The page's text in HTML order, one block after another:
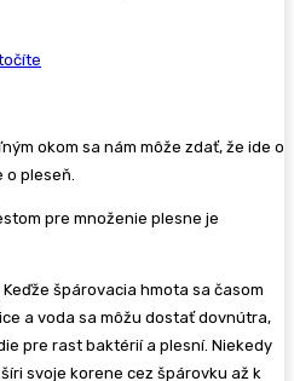
okom sa nám môže zdať, že ide o
o pleseň.
pre množenie plesne je
Keďže špárovacia hmota sa časom
a voda sa môžu dostať dovnútra,
pre rast baktérií a plesní. Niekedy
svoje korene cez špárovku až k